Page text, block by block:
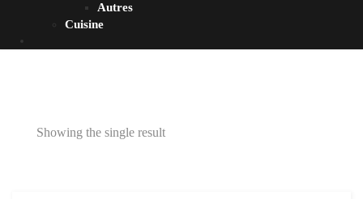
Autres
Cuisine
Showing the single result